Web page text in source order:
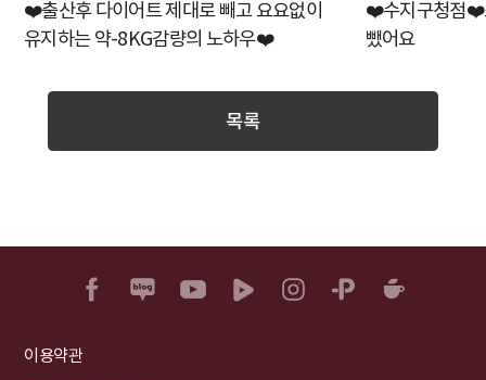
❤️출산후 다이어트 제대로 빼고 요요없이
유지하는 약-8KG감량의 노하우❤️
❤️수지구청점❤️
뺐어요
목록
이용약관